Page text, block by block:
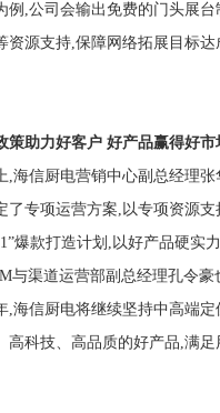
例,公司会输出免费的门头展
资源支持,保障网络拓展目标
助力好客户 好产品赢得好市
信厨电营销中心副总经理张
了专项运营方案,以专项资源
爆款打造计划,以好产品硬实
渠道运营部副总经理孔令豪
,海信厨电将继续坚持中高端
高科技、高品质的好产品,满